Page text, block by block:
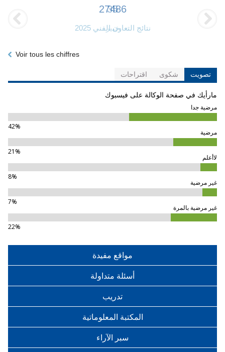
35
خبير
Voir tous les chiffres
تصويت شكوى اقتراحات
مارأيك في صفحة الوكالة على فيسبوك
مرضية جدا
42%
مرضية
21%
لاأعلم
8%
غير مرضية
7%
غير مرضية بالمرة
22%
مواقع مفيدة
أسئلة متداولة
تدريب
المكتبة المعلوماتية
سبر الآراء